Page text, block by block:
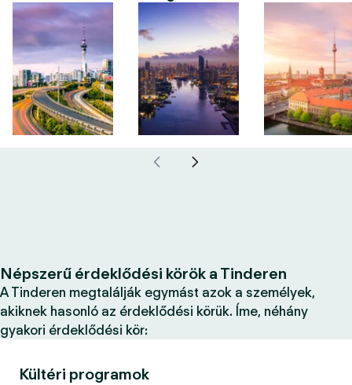
Népszerű érdeklődési körök a Tinderen
A Tinderen megtalálják egymást azok a személyek,
akiknek hasonló az érdeklődési körük. Íme, néhány
gyakori érdeklődési kör:
Kültéri programok